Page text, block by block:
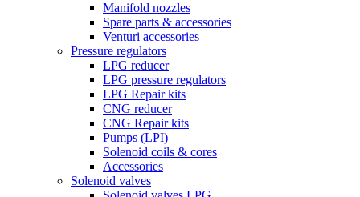
Manifold nozzles
Spare parts & accessories
Venturi accessories
Pressure regulators
LPG reducer
LPG pressure regulators
LPG Repair kits
CNG reducer
CNG Repair kits
Pumps (LPI)
Solenoid coils & cores
Accessories
Solenoid valves